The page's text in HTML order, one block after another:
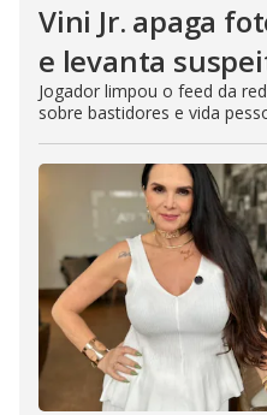
Vini Jr. apaga
e levanta
Jogador limpou o feed da
sobre bastidores e vida